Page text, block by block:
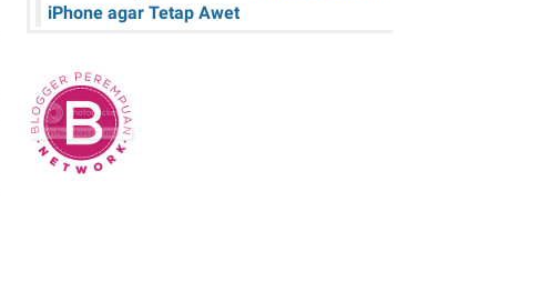
iPhone agar Tetap Awet
Dampaknya pada Kehidupan Anda
Sk Panitia Anbk Terbaru
Cara Memperbaiki Kindle E-Reader yang
Macet atau Tidak Responsif